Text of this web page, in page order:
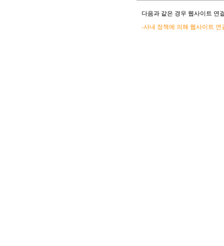
다음과 같은 경우 웹사이트 연
-사내 정책에 의해 웹사이트